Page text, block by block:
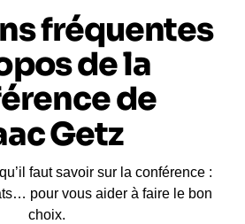
fréquentes
de la
de
Getz
faut savoir sur la conférence :
pour vous aider à faire le bon
choix.